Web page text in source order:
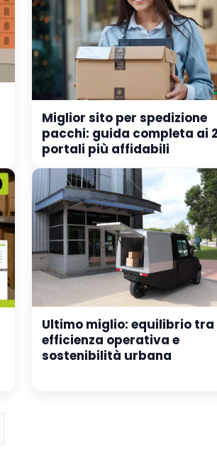
Miglior sito per spedizione
pacchi: guida completa ai
portali più affidabili
Ultimo miglio: equilibrio tra
efficienza operativa e
sostenibilità urbana